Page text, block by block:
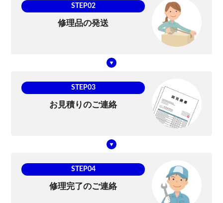
STEP02
修理品の発送
STEP03
お見積りのご連絡
STEP04
修理完了のご連絡